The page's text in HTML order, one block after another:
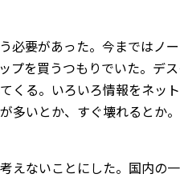
必要があった。今まではノ
プを買うつもりでいた。デ
くる。いろいろ情報をネッ
多いとか、すぐ壊れるとか
えないことにした。国内の